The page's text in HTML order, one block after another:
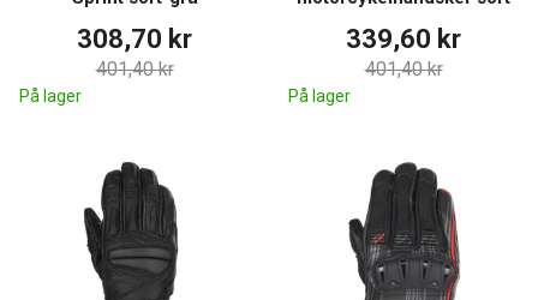
308,70 kr
401,40 kr
På lager
339,60 kr
401,40 kr
På lager